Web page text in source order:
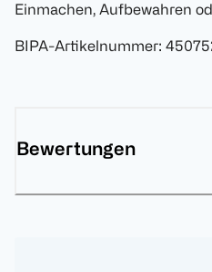
Einmachen, Aufbewahren
BIPA-Artikelnummer:
Bewertungen